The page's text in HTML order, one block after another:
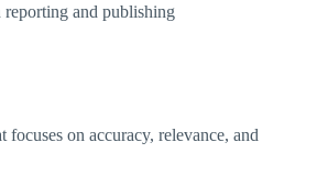
reporting and publishing
on accuracy, relevance, and